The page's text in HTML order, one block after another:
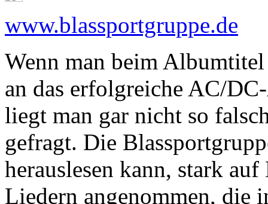
www.blassportgruppe.de
Wenn man beim
an das erfolgreiche AC/
liegt man gar nicht so
gefragt. Die
herauslesen kann, stark
Liedern angenommen, die